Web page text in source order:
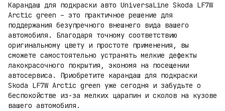
Карандаш для подкраски авто UniversaLine Skoda LF7W
Arctic green – это практичное решение для
поддержания безупречного внешнего вида вашего
автомобиля. Благодаря точному соответствию
оригинальному цвету и простоте применения, вы
сможете самостоятельно устранять мелкие дефекты
лакокрасочного покрытия, экономя на посещении
автосервиса. Приобретите карандаш для подкраски
Skoda LF7W Arctic green уже сегодня и забудьте о
беспокойстве из-за мелких царапин и сколов на кузове
вашего автомобиля.